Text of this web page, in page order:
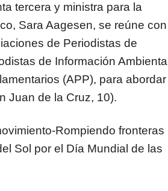
tercera y ministra para la
Sara Aagesen, se reúne con
de Periodistas de
de Información Ambiental
(APP), para abordar
Juan de la Cruz, 10).
Rompiendo fronteras
Sol por el Día Mundial de las